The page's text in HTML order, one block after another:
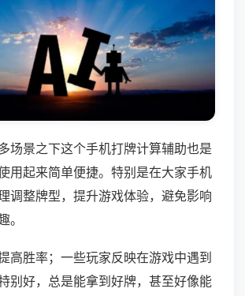
场景之下这个手机打牌计算辅助也是
用起来简单便捷。特别是在大家手机
调整牌型，提升游戏体验，避免影响
。
高胜率；一些玩家反映在游戏中遇到
别好，总是能拿到好牌，甚至好像能